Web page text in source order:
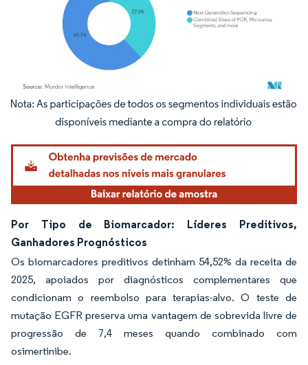
Imagem © Mordor Intelligence. O reuso requer atribuição conforme CC BY 4.0.
Por Tipo de Biomarcador: Líderes Preditivos,
Ganhadores Prognósticos
Os biomarcadores preditivos detinham 54,52% da receita de
2025, apoiados por diagnósticos complementares que
condicionam o reembolso para terapias-alvo. O teste de
mutação EGFR preserva uma vantagem de sobrevida livre de
progressão de 7,4 meses quando combinado com
osimertinibe.